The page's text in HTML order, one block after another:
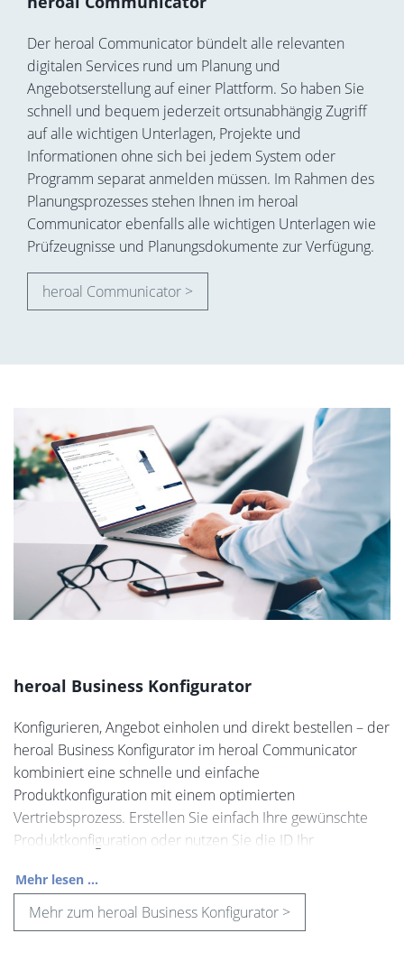
Der heroal Communicator bündelt alle relevanten
digitalen Services rund um Planung und
Angebotserstellung auf einer Plattform. So haben Sie
schnell und bequem jederzeit ortsunabhängig Zugriff
auf alle wichtigen Unterlagen, Projekte und
Informationen ohne sich bei jedem System oder
Programm separat anmelden müssen. Im Rahmen des
Planungsprozesses stehen Ihnen im heroal
Communicator ebenfalls alle wichtigen Unterlagen wie
Prüfzeugnisse und Planungsdokumente zur Verfügung.
heroal Communicator >
heroal Business Konfigurator
Konfigurieren, Angebot einholen und direkt bestellen – der
heroal Business Konfigurator im heroal Communicator
kombiniert eine schnelle und einfache
Produktkonfiguration mit einem optimierten
Vertriebsprozess. Erstellen Sie einfach Ihre gewünschte
Produktkonfiguration oder nutzen Sie die ID Ihr
Mehr lesen ...
Mehr zum heroal Business Konfigurator >